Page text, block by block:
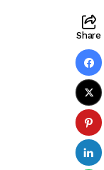
Share